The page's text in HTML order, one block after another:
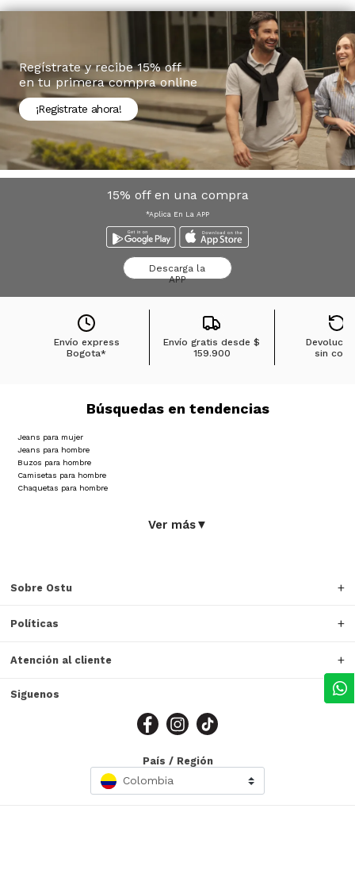
Regístrate y recibe 15% off
en tu primera compra online
¡Registrate ahora!
15% off en una compra
*Aplica En La APP
Descarga la
APP
Envío express
Bogota*
Envío gratis desde$
159.900
sin
Búsquedas en tendencias
Jeans para mujer
Jeans para hombre
Buzos para hombre
Camisetas para hombre
Chaquetas para hombre
Ver más▼
Sobre Ostu
Políticas
Atención al cliente
Siguenos
País / Región
Colombia